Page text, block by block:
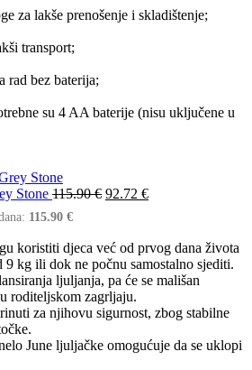
za lakše prenošenje i skladištenje;
transport;
rad bez baterija;
su 4 AA baterije (nisu uključene u
Stone 115.90€ 92.72 €
115.90 €
koristiti djeca već od prvog dana života
9 kg ili dok ne počnu samostalno sjediti.
ljuljanja, pa će se mališan
roditeljskom zagrljaju.
za njihovu sigurnost, zbog stabilne
June ljuljačke omogućuje da se uklopi